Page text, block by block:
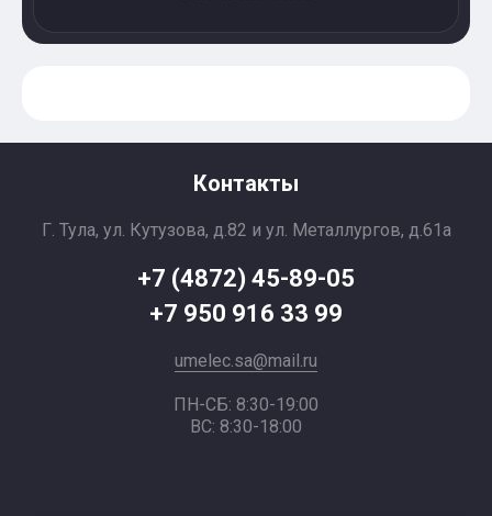
Контакты
Г. Тула, ул. Кутузова, д.82 и ул. Металлургов, д.61а
+7 (4872) 45-89-05
+7 950 916 33 99
umelec.sa@mail.ru
ПН-СБ: 8:30-19:00
ВС: 8:30-18:00